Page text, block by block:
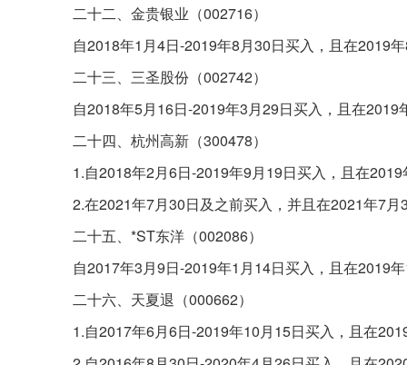
二十二、金贵银业（002716）
自2018年1月4日-2019年8月30日买入，且在2019
二十三、三圣股份（002742）
自2018年5月16日-2019年3月29日买入，且在
二十四、杭州高新（300478）
1.自2018年2月6日-2019年9月19日买入，且在
2.在2021年7月30日及之前买入，并且在2021年7
二十五、*ST东洋（002086）
自2017年3月9日-2019年1月14日买入，且在2019
二十六、天夏退（000662）
1.自2017年6月6日-2019年10月15日买入，且在